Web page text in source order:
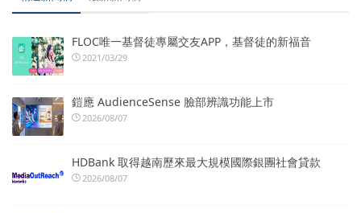
FLOC唯一基督徒專屬交友APP，基督徒的新福音
2021/03/29
鎧應 AudienceSense 臉部辨識功能上市
2026/08/07
HDBank 取得越南歷來最大規模國際銀團社會貸款
2026/08/07